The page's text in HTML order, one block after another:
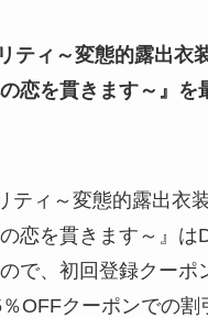
ティ～変態的露出衣
恋を貫きます～』を
ティ～変態的露出衣
恋を貫きます～』は
で、初回登録クーポ
OFFクーポンでの割